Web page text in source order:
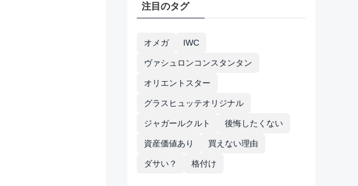
注目のタグ
オメガ IWC
ヴァシュロンコンスタンタン
オリエントスター
グラスヒュッテオリジナル
ジャガールクルト 後悔したくない
資産価値あり 買えない理由
ダサい？ 格付け